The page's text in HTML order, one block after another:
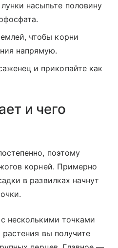
насыпьте половину
чтобы корни
напрямую.
и прикопайте как
и чего
поэтому
корней. Примерно
в развилках начнут
несколькими точками
вы получите